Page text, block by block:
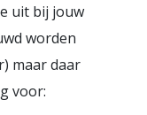
uit bij jouw
worden
maar daar
voor: